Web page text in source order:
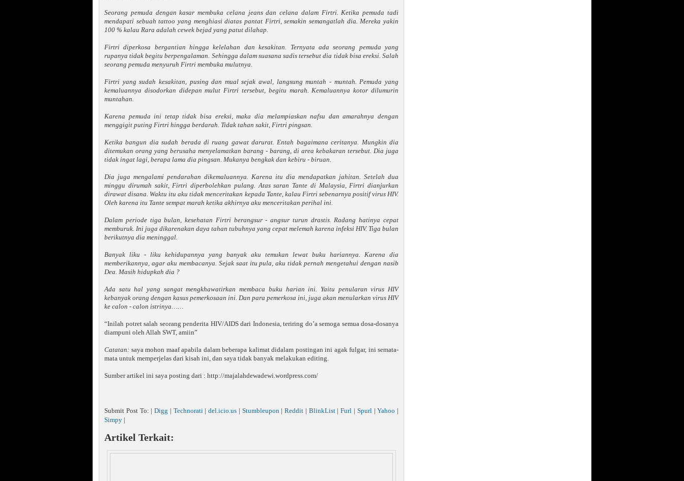
Seorang pemuda dengan kasar membuka celana jeans dan celana dalam Firtri. Ketika pemuda tadi
mendapati sebuah tattoo yang menghiasi diatas pantat Firtri, semakin semangatlah dia. Mereka yakin
100 % kalau Rara adalah cewek bejad yang patut dilahap.
Firtri diperkosa bergantian hingga kelelahan dan kesakitan. Ternyata ada seorang pemuda yang
rupanya tidak begitu berpengalaman. Sehingga dalam suasana sadis tersebut dia tidak bisa ereksi. Salah
seorang pemuda menyuruh Firtri membuka mulutnya.
Firtri yang sudah kesakitan, pusing dan mual sejak awal, langsung muntah - muntah. Pemuda yang
kemaluannya disodorkan didepan mulut Firtri tersebut, begitu marah. Kemaluannya kotor dilumurin
muntahan.
Karena pemuda ini tetap tidak bisa ereksi, maka dia melampiaskan nafsu dan amarahnya dengan
menggigit puting Firtri hingga berdarah. Tidak tahan sakit, Firtri pingsan.
Ketika bangun dia sudah berada di ruang gawat darurat. Entah bagaimana ceritanya. Mungkin dia
ditemukan orang yang berusaha menyelamatkan barang - barang, di area kebakaran tersebut. Dia juga
tidak ingat lagi, berapa lama dia pingsan. Mukanya bengkak dan kebiru - biruan.
Dia juga mengalami pendarahan dikemaluannya. Karena itu dia mendapatkan jahitan. Setelah dua
minggu dirumah sakit, Firtri diperbolehkan pulang. Atas saran Tante di Malaysia, Firtri dianjurkan
dirawat disana. Waktu itu aku tidak menceritakan kepada Tante, kalau Firtri sebenarnya positif virus HIV.
Oleh karena itu Tante sempat marah ketika akhirnya aku menceritakan perihal ini.
Dalam periode tiga bulan, kesehatan Firtri berangsur - angsur turun drastis. Radang hatinya cepat
memburuk. Ini juga dikarenakan daya tahan tubuhnya yang cepat melemah karena infeksi HIV. Tiga bulan
berikutnya dia meninggal.
Banyak liku - liku kehidupannya yang banyak aku temukan lewat buku hariannya. Karena dia
memberikannya, agar aku membacanya. Sejak saat itu pula, aku tidak pernah mengetahui dengan nasib
Dea. Masih hidupkah dia ?
Ada satu hal yang sangat mengkhawatirkan membaca buku harian ini. Yaitu penularan virus HIV
kebanyak orang dengan kasus pemerkosaan ini. Dan para pemerkosa ini, juga akan menularkan virus HIV
ke calon - calon istrinya……
“Inilah potret salah seorang penderita HIV/AIDS dari Indonesia, teriring do’a semoga semua dosa-dosanya
diampuni oleh Allah SWT, amiin”
Catatan: saya mohon maaf apabila dalam beberapa kalimat didalam postingan ini agak fulgar, ini semata-
mata untuk memperjelas dari kisah ini, dan saya tidak banyak melakukan editing.
Sumber artikel ini saya posting dari : http://majalahdewadewi.wordpress.com/
Submit Post To: |Digg Technorati|del.icio.us Stumbleupon|Reddit BlinkList|Furl Spurl|Yahoo
Simpy
Artikel Terkait: